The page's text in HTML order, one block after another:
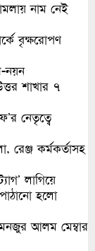
নাম নেই
বৃক্ষরোপণ
নয়ন
শাখার ৭
নেতৃত্বে
রেঞ্জ কর্মকর্তাসহ
লাগিয়ে
হলো
মনজুর আলম মেম্বার